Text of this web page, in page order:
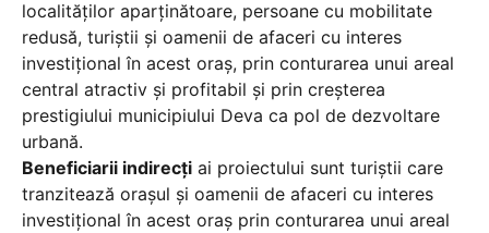
localităților aparținătoare, persoane cu mobilitate
redusă, turiștii și oamenii de afaceri cu interes
investițional în acest oraș, prin conturarea unui areal
central atractiv și profitabil și prin creșterea
prestigiului municipiului Deva ca pol de dezvoltare
urbană.
Beneficiarii indirecți ai proiectului sunt turiștii care
tranzitează orașul și oamenii de afaceri cu interes
investițional în acest oraș prin conturarea unui areal